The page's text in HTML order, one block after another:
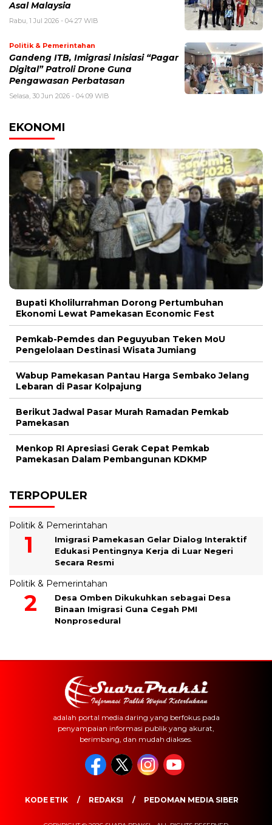
Asal Malaysia
Rabu, 1 Jul 2026 - 04:27 WIB
Politik & Pemerintahan
Gandeng ITB, Imigrasi Inisiasi “Pagar
Digital” Patroli Drone Guna
Pengawasan Perbatasan
Selasa, 30 Jun 2026 - 04:09 WIB
EKONOMI
Bupati Kholilurrahman Dorong Pertumbuhan
Ekonomi Lewat Pamekasan Economic Fest
Pemkab-Pemdes dan Peguyuban Teken MoU
Pengelolaan Destinasi Wisata Jumiang
Wabup Pamekasan Pantau Harga Sembako Jelang
Lebaran di Pasar Kolpajung
Berikut Jadwal Pasar Murah Ramadan Pemkab
Pamekasan
Menkop RI Apresiasi Gerak Cepat Pemkab
Pamekasan Dalam Pembangunan KDKMP
TERPOPULER
Politik & Pemerintahan
Imigrasi Pamekasan Gelar Dialog Interaktif
Edukasi Pentingnya Kerja di Luar Negeri
Secara Resmi
Politik & Pemerintahan
Desa Omben Dikukuhkan sebagai Desa
Binaan Imigrasi Guna Cegah PMI
Nonprosedural
adalah portal media daring yang berfokus pada
penyampaian informasi publik yang akurat,
berimbang, dan mudah diakses.
KODE ETIK REDAKSI PEDOMAN MEDIA SIBER